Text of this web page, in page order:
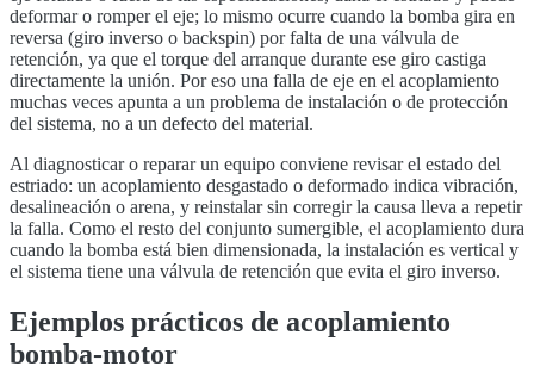
deformar o romper el eje; lo mismo ocurre cuando la bomba gira en
reversa (giro inverso o backspin) por falta de una válvula de
retención, ya que el torque del arranque durante ese giro castiga
directamente la unión. Por eso una falla de eje en el acoplamiento
muchas veces apunta a un problema de instalación o de protección
del sistema, no a un defecto del material.
Al diagnosticar o reparar un equipo conviene revisar el estado del
estriado: un acoplamiento desgastado o deformado indica vibración,
desalineación o arena, y reinstalar sin corregir la causa lleva a repetir
la falla. Como el resto del conjunto sumergible, el acoplamiento dura
cuando la bomba está bien dimensionada, la instalación es vertical y
el sistema tiene una válvula de retención que evita el giro inverso.
Ejemplos prácticos de acoplamiento
bomba-motor